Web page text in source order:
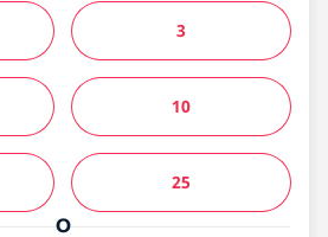
3
10
25
O